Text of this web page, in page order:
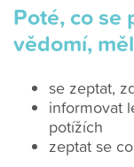
Poté, co se
vědomí,
se zeptat,
informovat
potížích
zeptat se